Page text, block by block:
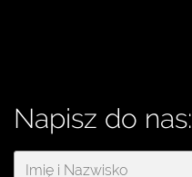
Napisz do nas: